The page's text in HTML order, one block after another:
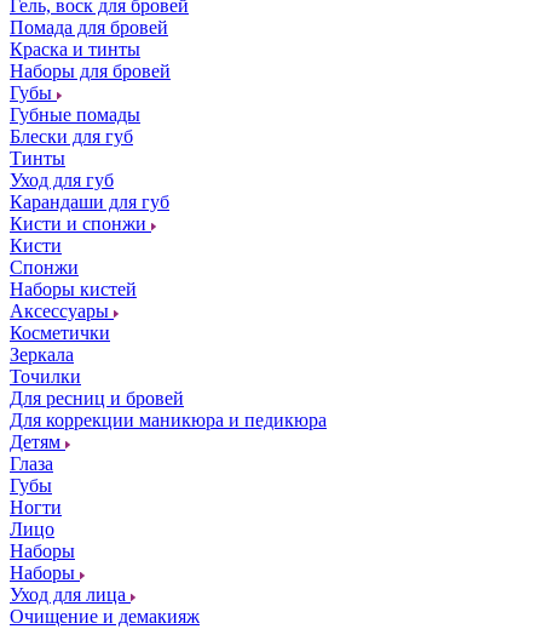
Гель, воск для бровей
Помада для бровей
Краска и тинты
Наборы для бровей
Губы
Губные помады
Блески для губ
Тинты
Уход для губ
Карандаши для губ
Кисти и спонжи
Кисти
Спонжи
Наборы кистей
Аксессуары
Косметички
Зеркала
Точилки
Для ресниц и бровей
Для коррекции маникюра и педикюра
Детям
Глаза
Губы
Ногти
Лицо
Наборы
Наборы
Уход для лица
Очищение и демакияж